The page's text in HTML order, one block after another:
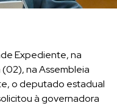
Expediente, na
na Assembleia
o deputado estadual
à governadora